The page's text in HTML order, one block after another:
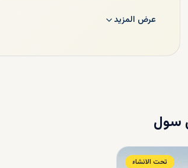
أسعار الفلل في كوستا ديل
عرض المزيد
سول
تحت الانشاء